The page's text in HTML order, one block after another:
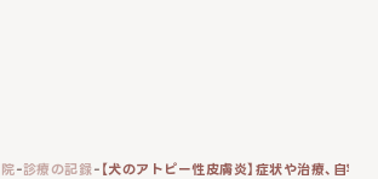
診療の記録 【犬のアトピー性皮膚炎】症状や治療、自宅